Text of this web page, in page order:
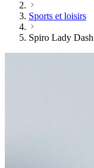
Sports et loisirs
Spiro Lady